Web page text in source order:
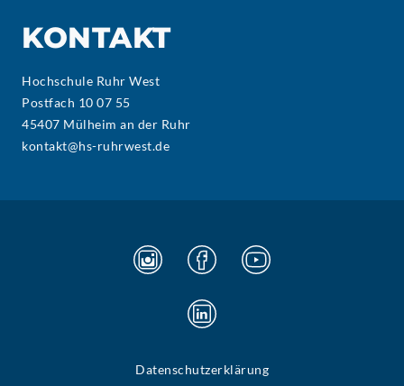
KONTAKT
Hochschule Ruhr West
Postfach 10 07 55
45407 Mülheim an der Ruhr
kontakt@hs-ruhrwest.de
Datenschutzerklärung